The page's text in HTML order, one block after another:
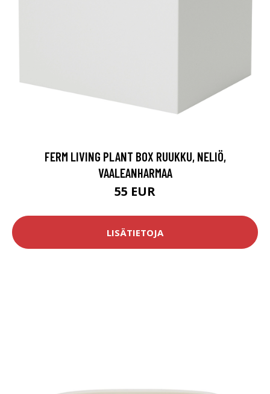
FERM LIVING PLANT BOX RUUKKU, NELIÖ,
VAALEANHARMAA
55 EUR
LISÄTIETOJA